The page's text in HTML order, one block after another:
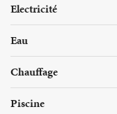
Electricité
Eau
Chauffage
Piscine